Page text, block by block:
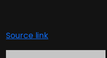
Source link